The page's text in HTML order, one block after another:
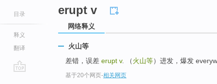
目录
释义
翻译
erupt v
网络释义
火山等
差错，误差 erupt v. （火山等）进发，爆发
基于20个网页-相关网页